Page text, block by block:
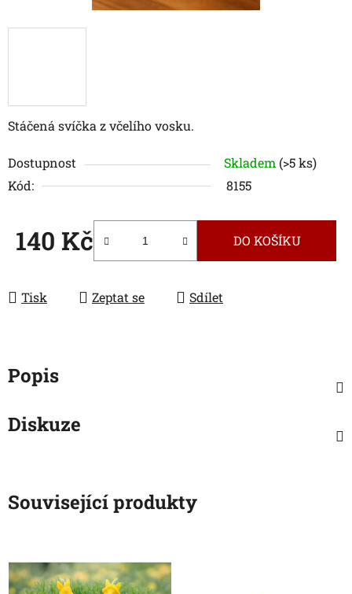
Stáčená svíčka z včelího vosku.
Dostupnost Skladem (>5 ks)
Kód:
8155
140 Kč DO KOŠÍKU
Tisk Zeptat se Sdílet
Popis
Diskuze
Související produkty